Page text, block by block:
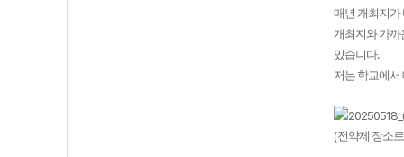
매년 개최지가
개최지와 가까
있습니다.
저는 학교에서
(전약제 장소